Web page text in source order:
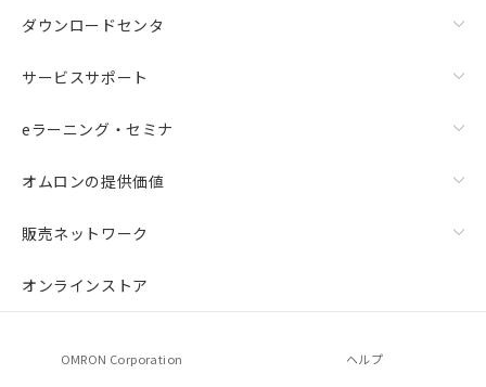
ダウンロードセンタ
サービスサポート
eラーニング・セミナ
オムロンの提供価値
販売ネットワーク
オンラインストア
OMRON Corporation ヘルプ